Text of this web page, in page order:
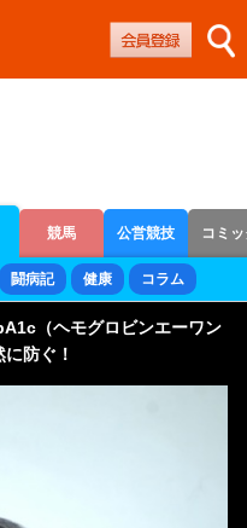
競馬 公営競技 コミ
闘病記 健康 コラム
（ヘモグロビンエーワン
防ぐ！